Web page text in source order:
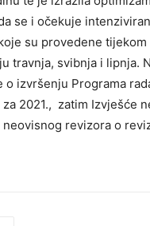
se i očekuje
su provedene
travnja, svibnja i lipnja.
izvršenju Programa
2021., zatim Izvješće
revizora o